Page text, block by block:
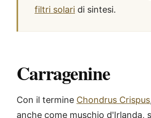
filtri solari di sintesi.
Carragenine
Con il termine Chondrus Crispus
anche come muschio d'Irlanda,